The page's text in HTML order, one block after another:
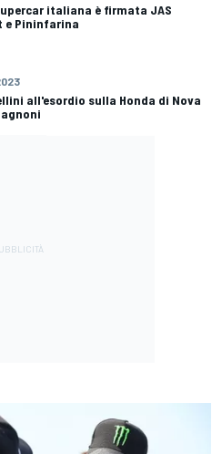
italiana è firmata JAS
e Pininfarina
all'esordio sulla Honda di Nova